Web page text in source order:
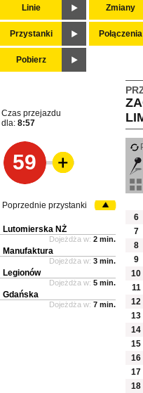
Linie Zmiany
Przystanki Połączenia
Pobierz
Czas przejazdu
dla: 8:57
59
6
7
8
9
10
11
12
13
14
15
16
17
18
Poprzednie przystanki
Lutomierska NŻ
Dojeżdża w: 2 min.
Manufaktura
Dojeżdża w: 3 min.
Legionów
Dojeżdża w: 5 min.
Gdańska
Dojeżdża w: 7 min.